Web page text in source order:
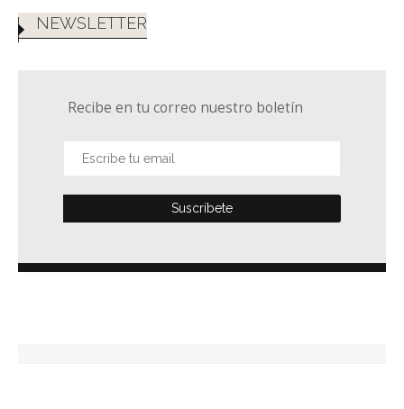
NEWSLETTER
Recibe en tu correo nuestro boletín